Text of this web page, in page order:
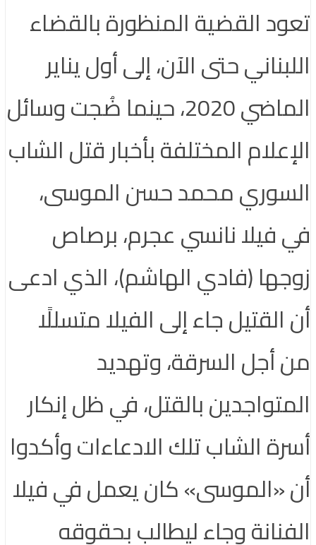
تعود القضية المنظورة بالقضاء
اللبناني حتى الآن، إلى أول يناير
الماضي 2020، حينما ضُجت وسائل
الإعلام المختلفة بأخبار قتل الشاب
السوري محمد حسن الموسى،
في فيلا نانسي عجرم، برصاص
زوجها (فادي الهاشم)، الذي ادعى
أن القتيل جاء إلى الفيلا متسللًا
من أجل السرقة، وتهديد
المتواجدين بالقتل، في ظل إنكار
أسرة الشاب تلك الادعاءات وأكدوا
أن «الموسى» كان يعمل في فيلا
الفنانة وجاء ليطالب بحقوقه